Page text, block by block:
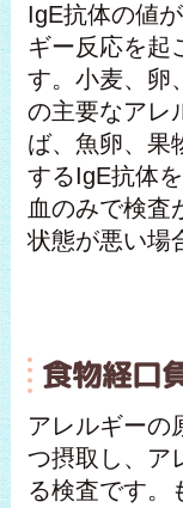
IgE抗体の値
ギー反応を起
す。小麦、卵
の主要なアレ
ば、魚卵、果
するIgE抗体
血のみで検査
状態が悪い場
食物経口
アレルギーの
つ摂取し、ア
る検査です。